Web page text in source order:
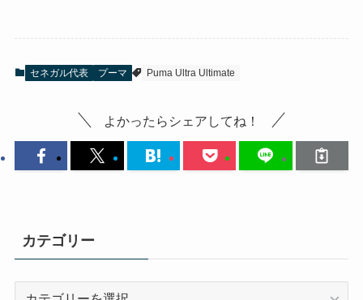
セネガル代表 プーマ Puma Ultra Ultimate
よかったらシェアしてね！
カテゴリー